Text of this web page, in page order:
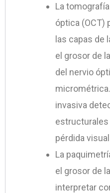
La
óptica (OCT)
las capas de
el grosor de
del nervio
invasiva
estructurales
pérdida
La
el grosor de
interpretar